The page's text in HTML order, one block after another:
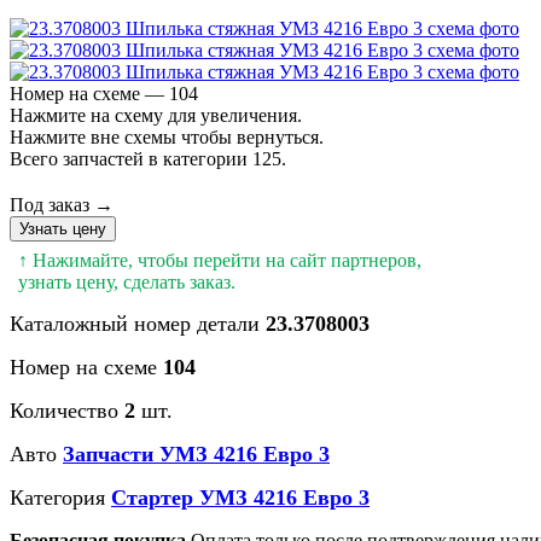
Номер на схеме — 104
Нажмите на схему для увеличения.
Нажмите вне схемы чтобы вернуться.
Всего запчастей в категории 125.
Под заказ →
Узнать цену
↑ Нажимайте, чтобы перейти на сайт партнеров,
узнать цену, сделать заказ.
Каталожный номер детали 23.3708003
Номер на схеме 104
Количество 2 шт.
Авто Запчасти УМЗ 4216 Евро 3
Категория Стартер УМЗ 4216 Евро 3